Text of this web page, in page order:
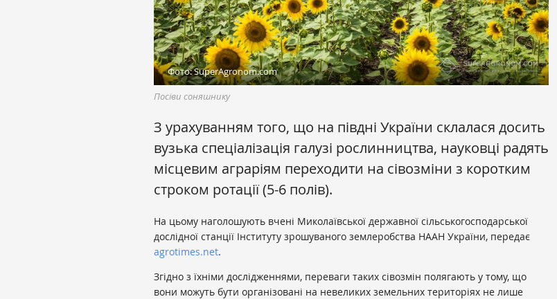
Фото: SuperAgronom.com
Посіви соняшнику
З урахуванням того, що на півдні України склалася досить
вузька спеціалізація галузі рослинництва, науковці радять
місцевим аграріям переходити на сівозміни з коротким
строком ротації (5-6 полів).
На цьому наголошують вчені Миколаївської державної сільськогосподарської
дослідної станції Інституту зрошуваного землеробства НААН України, передає
agrotimes.net.
Згідно з їхніми дослідженнями, переваги таких сівозмін полягають у тому, що
вони можуть бути організовані на невеликих земельних територіях не лише